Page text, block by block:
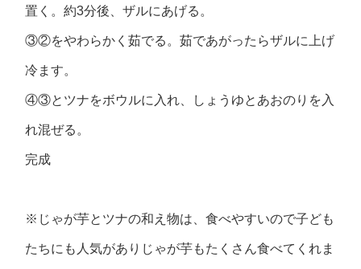
置く。約3分後、ザルにあげる。
③②をやわらかく茹でる。茹であがったらザルに上げ
冷ます。
④③とツナをボウルに入れ、しょうゆとあおのりを入
れ混ぜる。
完成
※じゃが芋とツナの和え物は、食べやすいので子ども
たちにも人気がありじゃが芋もたくさん食べてくれま